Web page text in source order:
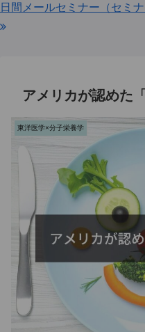
日間メールセミナー（セミ
アメリカが認めた
東洋医学×分子栄養学